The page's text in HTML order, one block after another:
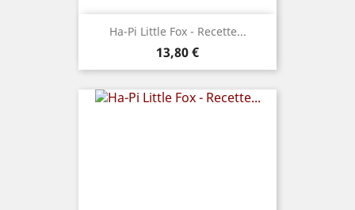
Ha-Pi Little Fox - Recette...
Prix
13,80 €